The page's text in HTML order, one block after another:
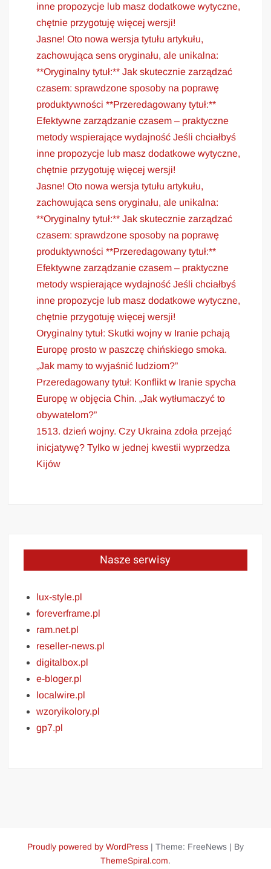
inne propozycje lub masz dodatkowe wytyczne,
chętnie przygotuję więcej wersji!
Jasne! Oto nowa wersja tytułu artykułu,
zachowująca sens oryginału, ale unikalna:
**Oryginalny tytuł:** Jak skutecznie zarządzać
czasem: sprawdzone sposoby na poprawę
produktywności **Przeredagowany tytuł:**
Efektywne zarządzanie czasem – praktyczne
metody wspierające wydajność Jeśli chciałbyś
inne propozycje lub masz dodatkowe wytyczne,
chętnie przygotuję więcej wersji!
Jasne! Oto nowa wersja tytułu artykułu,
zachowująca sens oryginału, ale unikalna:
**Oryginalny tytuł:** Jak skutecznie zarządzać
czasem: sprawdzone sposoby na poprawę
produktywności **Przeredagowany tytuł:**
Efektywne zarządzanie czasem – praktyczne
metody wspierające wydajność Jeśli chciałbyś
inne propozycje lub masz dodatkowe wytyczne,
chętnie przygotuję więcej wersji!
Oryginalny tytuł: Skutki wojny w Iranie pchają
Europę prosto w paszczę chińskiego smoka.
„Jak mamy to wyjaśnić ludziom?”
Przeredagowany tytuł: Konflikt w Iranie spycha
Europę w objęcia Chin. „Jak wytłumaczyć to
obywatelom?”
1513. dzień wojny. Czy Ukraina zdoła przejąć
inicjatywę? Tylko w jednej kwestii wyprzedza
Kijów
Nasze serwisy
lux-style.pl
foreverframe.pl
ram.net.pl
reseller-news.pl
digitalbox.pl
e-bloger.pl
localwire.pl
wzoryikolory.pl
gp7.pl
Proudly powered by WordPress | Theme: FreeNews | By
ThemeSpiral.com.